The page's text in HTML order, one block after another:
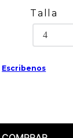
Talla
4
Escribenos